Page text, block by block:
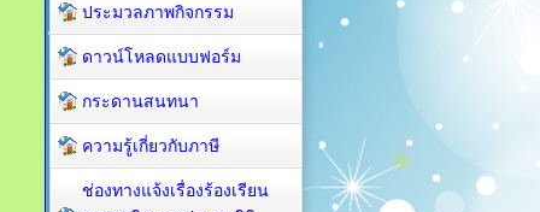
ประมวลภาพกิจกรรม
ดาวน์โหลดแบบฟอร์ม
กระดานสนทนา
ความรู้เกี่ยวกับภาษี
ช่องทางแจ้งเรื่องร้องเรียน